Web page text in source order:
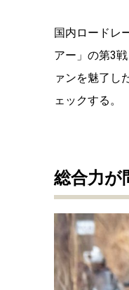
国内ロードレ
アー」の第3
ァンを魅了し
ェックする。
総合力が